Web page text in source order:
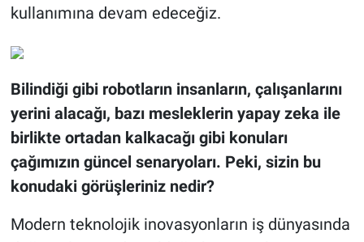
kullanımına devam edeceğiz.
Bilindiği gibi robotların insanların, çalışanlarını
yerini alacağı, bazı mesleklerin yapay zeka ile
birlikte ortadan kalkacağı gibi konuları
çağımızın güncel senaryoları. Peki, sizin bu
konudaki görüşleriniz nedir?
Modern teknolojik inovasyonların iş dünyasında